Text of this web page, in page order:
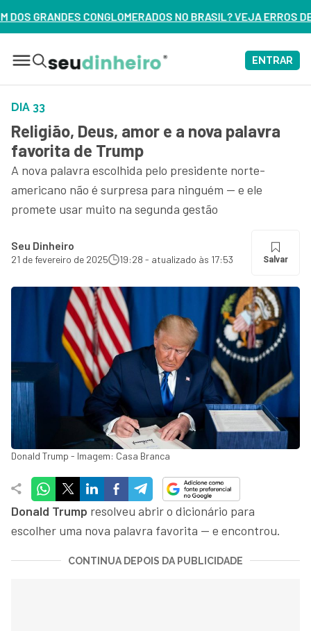
NO BRASIL? VEJA ERROS DE 3 DELES – ASSISTA
ENTRAR
DIA 33
Religião, Deus, amor e a nova palavra
favorita de Trump
A nova palavra escolhida pelo presidente norte-
americano não é surpresa para ninguém — e ele
promete usar muito na segunda gestão
Seu Dinheiro
21 de fevereiro de 2025 19:28 - atualizado às 17:53 Salvar
Donald Trump - Imagem: Casa Branca
Donald Trump resolveu abrir o dicionário para
escolher uma nova palavra favorita — e encontrou.
CONTINUA DEPOIS DA PUBLICIDADE